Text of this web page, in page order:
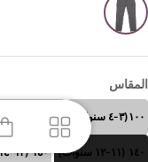
المقاس
١٠٠(٣-٤ سنوات) ١١٠ (٥-٦سنوات)
١٤٠ (١١-١٢ سنوات) ١٥٠ (١٣-١٤ سنوات)